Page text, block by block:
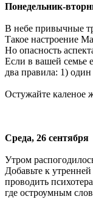
Понедельник-
В небе привычные
Такое настроение
Но опасность
Если в вашей семье
два правила: 1)
Остужайте каленое
Среда, 26 сентября
Утром
Добавьте к
проводить
где остроумным